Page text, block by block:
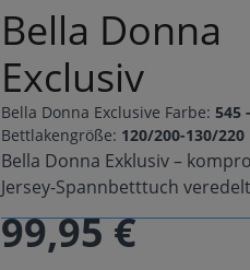
Bella Donna
Exclusiv
Bella Donna Exclusive Farbe:545
Bettlakengröße: 120/200-130/220
Bella Donna Exklusiv –
Jersey-Spannbetttuch
Regulärer Preis:
99,95 €